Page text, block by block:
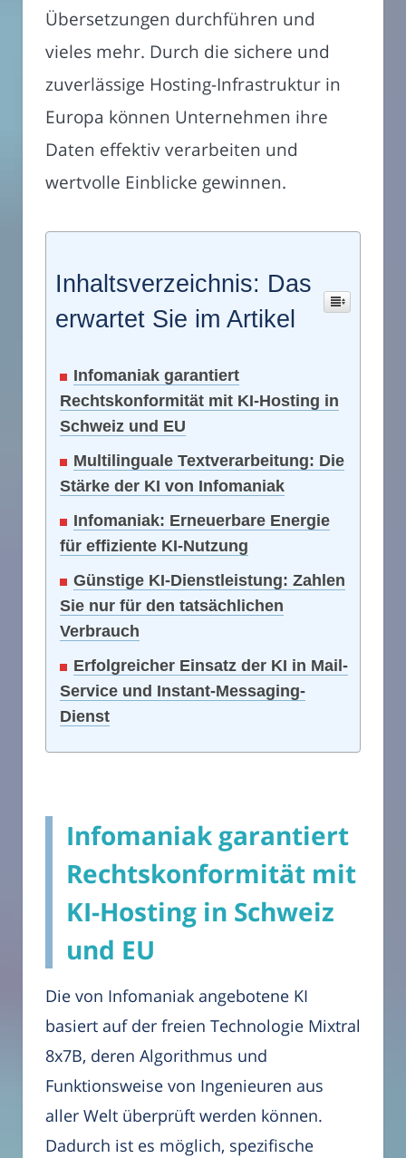
Übersetzungen durchführen und
vieles mehr. Durch die sichere und
zuverlässige Hosting-Infrastruktur in
Europa können Unternehmen ihre
Daten effektiv verarbeiten und
wertvolle Einblicke gewinnen.
Inhaltsverzeichnis: Das
erwartet Sie im Artikel
Infomaniak garantiert
Rechtskonformität mit KI-Hosting in
Schweiz und EU
Multilinguale Textverarbeitung: Die
Stärke der KI von Infomaniak
Infomaniak: Erneuerbare Energie
für effiziente KI-Nutzung
Günstige KI-Dienstleistung: Zahlen
Sie nur für den tatsächlichen
Verbrauch
Erfolgreicher Einsatz der KI in Mail-
Service und Instant-Messaging-
Dienst
Infomaniak garantiert
Rechtskonformität mit
KI-Hosting in Schweiz
und EU
Die von Infomaniak angebotene KI
basiert auf der freien Technologie Mixtral
8x7B, deren Algorithmus und
Funktionsweise von Ingenieuren aus
aller Welt überprüft werden können.
Dadurch ist es möglich, spezifische